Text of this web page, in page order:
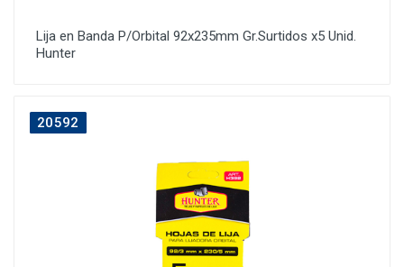
Lija en Banda P/Orbital 92x235mm Gr.Surtidos x5 Unid.
Hunter
20592